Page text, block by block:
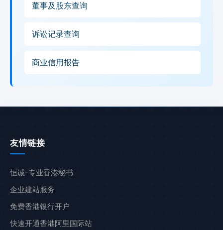
董事及股东查询
诉讼记录查询
商业信用报告
友情链接
恒诚-专业香港秘书
企业建站服务
免费香港银行开户
快速开通香港阿里国际站